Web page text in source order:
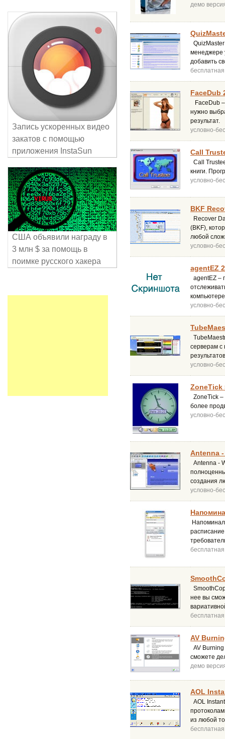
демо
менеджере
добавить
бесплатная
FaceDub
FaceDub
нужно
результат.
условно-
Call
Call
книги.
условно-
BKF
Recover
(BKF),
любой
условно-
agentEZ
agentEZ –
условно-
серверам
условно-
ZoneTick
ZoneTick
более
условно-
Antenna
Antenna -
создания
условно-
бесплатная
нее вы
бесплатная
AV
AV
сможете
демо
AOL
AOL
из любой
бесплатная
Запись ускоренных видео
закатов с помощью
приложения InstaSun
США объявили награду в
3 млн $ за помощь в
поимке русского хакера